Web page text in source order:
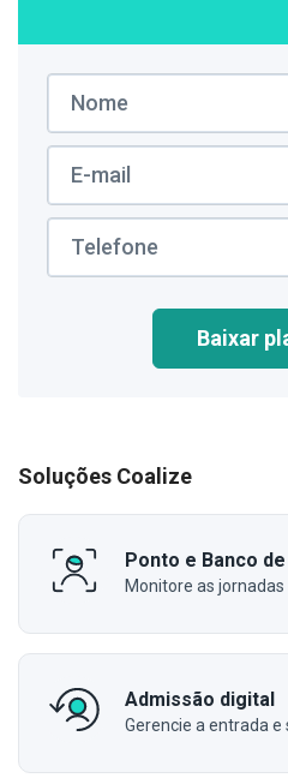
Baixar
Soluções Coalize
Ponto e Banco
Monitore as
Admissão digital
Gerencie a entrada